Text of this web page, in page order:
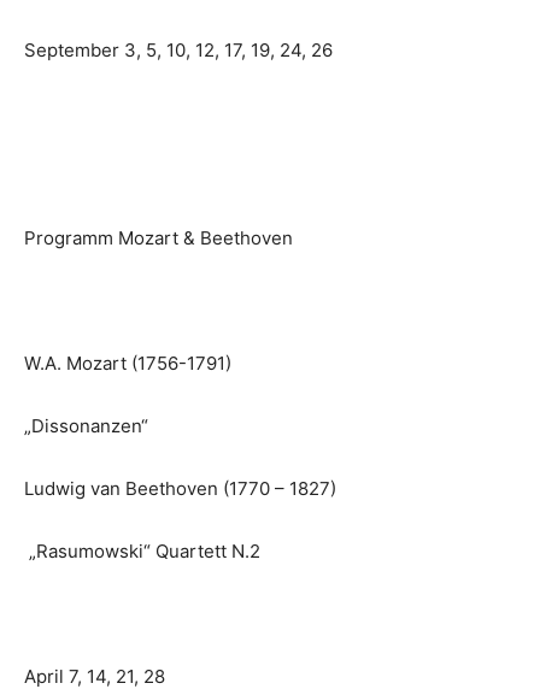
September 3, 5, 10, 12, 17, 19, 24, 26
Programm Mozart & Beethoven
W.A. Mozart (1756-1791)
„Dissonanzen“
Ludwig van Beethoven (1770 – 1827)
„Rasumowski“ Quartett N.2
April 7, 14, 21, 28